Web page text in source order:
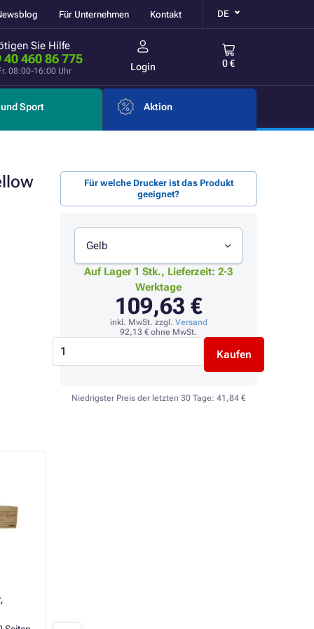
Für Unternehmen Kontakt DE
Sie Hilfe
40 460 86 775
08:00-16:00 Uhr Login 0 €
Sport Aktion
Für welche Drucker ist das Produkt
geeignet?
Gelb
Auf Lager 1 Stk., Lieferzeit: 2-3
Werktage
109,63 €
inkl. MwSt. zzgl. Versand
92,13 € ohne MwSt.
Kaufen
Niedrigster Preis der letzten 30 Tage: 41,84 €